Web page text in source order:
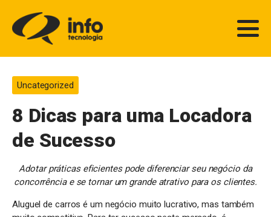
Uncategorized
8 Dicas para uma Locadora
de Sucesso
Adotar práticas eficientes pode diferenciar seu negócio da
concorrência e se tornar um grande atrativo para os clientes.
Aluguel de carros é um negócio muito lucrativo, mas também